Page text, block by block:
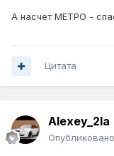
А насчет МЕТРО -
Цитата
Alexey_2la
Опубликовано